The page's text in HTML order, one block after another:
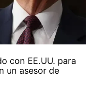
con EE.UU. para
un asesor de